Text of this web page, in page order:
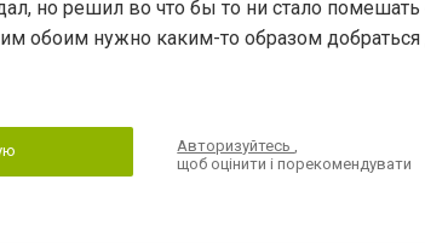
но решил во что бы то ни стало помешать
обоим нужно каким-то образом добраться
Авторизуйтесь,
щоб оцінити і порекомендувати